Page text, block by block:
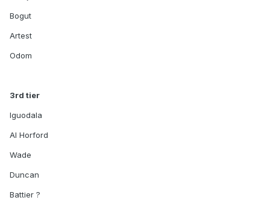
Bogut
Artest
Odom
3rd tier
Iguodala
Al Horford
Wade
Duncan
Battier ?